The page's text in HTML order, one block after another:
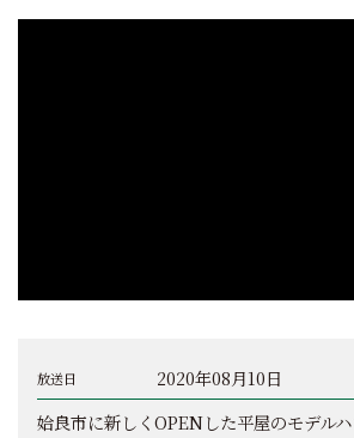
放送日
2020年08月10日
姶良市に新しくOPENした平屋のモデルハ